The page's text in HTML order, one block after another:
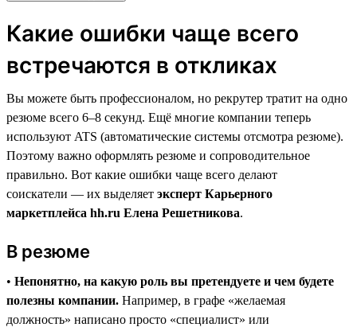
Какие ошибки чаще всего
встречаются в откликах
Вы можете быть профессионалом, но рекрутер тратит на одно
резюме всего 6–8 секунд. Ещё многие компании теперь
используют ATS (автоматические системы отсмотра резюме).
Поэтому важно оформлять резюме и сопроводительное
правильно. Вот какие ошибки чаще всего делают
соискатели — их выделяет эксперт Карьерного
маркетплейса hh.ru Елена Решетникова.
В резюме
• Непонятно, на какую роль вы претендуете и чем будете
полезны компании. Например, в графе «желаемая
должность» написано просто «специалист» или